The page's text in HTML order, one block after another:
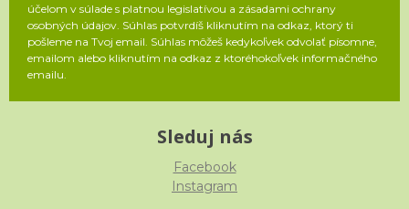
účelom v súlade s platnou legislatívou a zásadami ochrany
osobných údajov. Súhlas potvrdíš kliknutím na odkaz, ktorý ti
pošleme na Tvoj email. Súhlas môžeš kedykoľvek odvolať písomne,
emailom alebo kliknutím na odkaz z ktoréhokoľvek informačného
emailu.
Sleduj nás
Facebook
Instagram